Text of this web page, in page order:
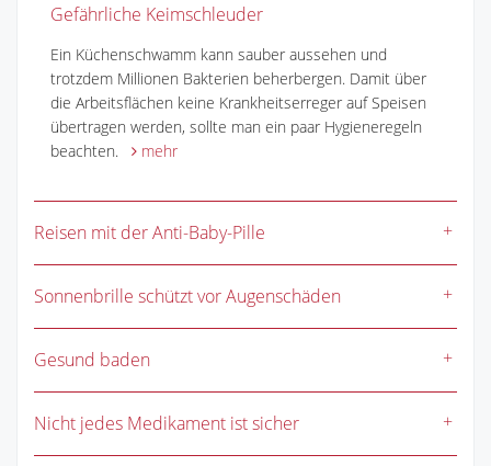
Gefährliche Keimschleuder
Ein Küchenschwamm kann sauber aussehen und
trotzdem Millionen Bakterien beherbergen. Damit über
die Arbeitsflächen keine Krankheitserreger auf Speisen
übertragen werden, sollte man ein paar Hygieneregeln
beachten.
mehr
Reisen mit der Anti-Baby-Pille
Sonnenbrille schützt vor Augenschäden
Gesund baden
Nicht jedes Medikament ist sicher